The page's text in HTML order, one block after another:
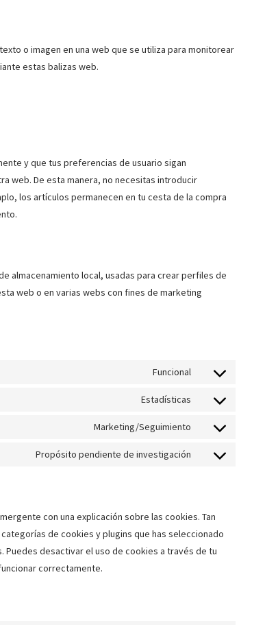
o imagen en una web que se utiliza para monitorear
estas balizas web.
y que tus preferencias de usuario sigan
web. De esta manera, no necesitas introducir
los artículos permanecen en tu cesta de la compra
almacenamiento local, usadas para crear perfiles de
web o en varias webs con fines de marketing
Funcional
Estadísticas
Marketing/Seguimiento
Propósito pendiente de investigación
con una explicación sobre las cookies. Tan
de cookies y plugins que has seleccionado
desactivar el uso de cookies a través de tu
correctamente.